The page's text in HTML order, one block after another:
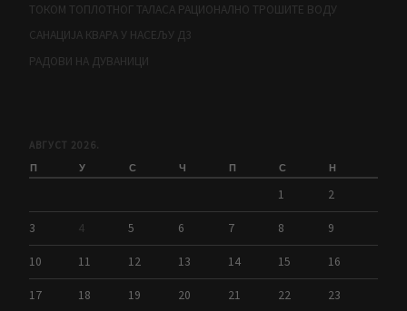
ТОКОМ ТОПЛОТНОГ ТАЛАСА РАЦИОНАЛНО ТРОШИТЕ ВОДУ
САНАЦИЈА КВАРА У НАСЕЉУ Д3
РАДОВИ НА ДУВАНИЦИ
АВГУСТ 2026.
П У С Ч П С Н
1 2
3 4 5 6 7 8 9
10 11 12 13 14 15 16
17 18 19 20 21 22 23